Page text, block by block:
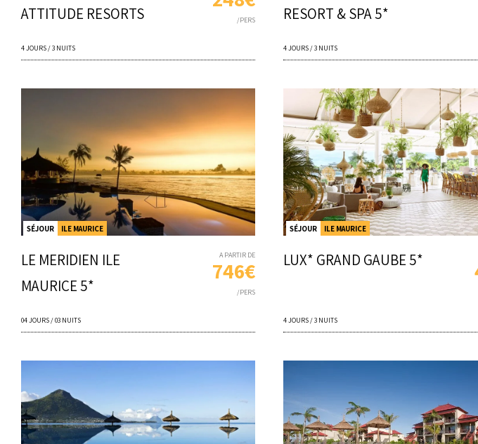
ATTITUDE RESORTS
/PERS
4 JOURS / 3 NUITS
RESORT & SPA 5*
4 JOURS / 3 NUITS
SÉJOUR ILE MAURICE
LE MERIDIEN ILE
MAURICE 5*
A PARTIR DE
746€
/PERS
04 JOURS / 03 NUITS
SÉJOUR ILE MAURICE
LUX* GRAND GAUBE 5*
4 JOURS / 3 NUITS